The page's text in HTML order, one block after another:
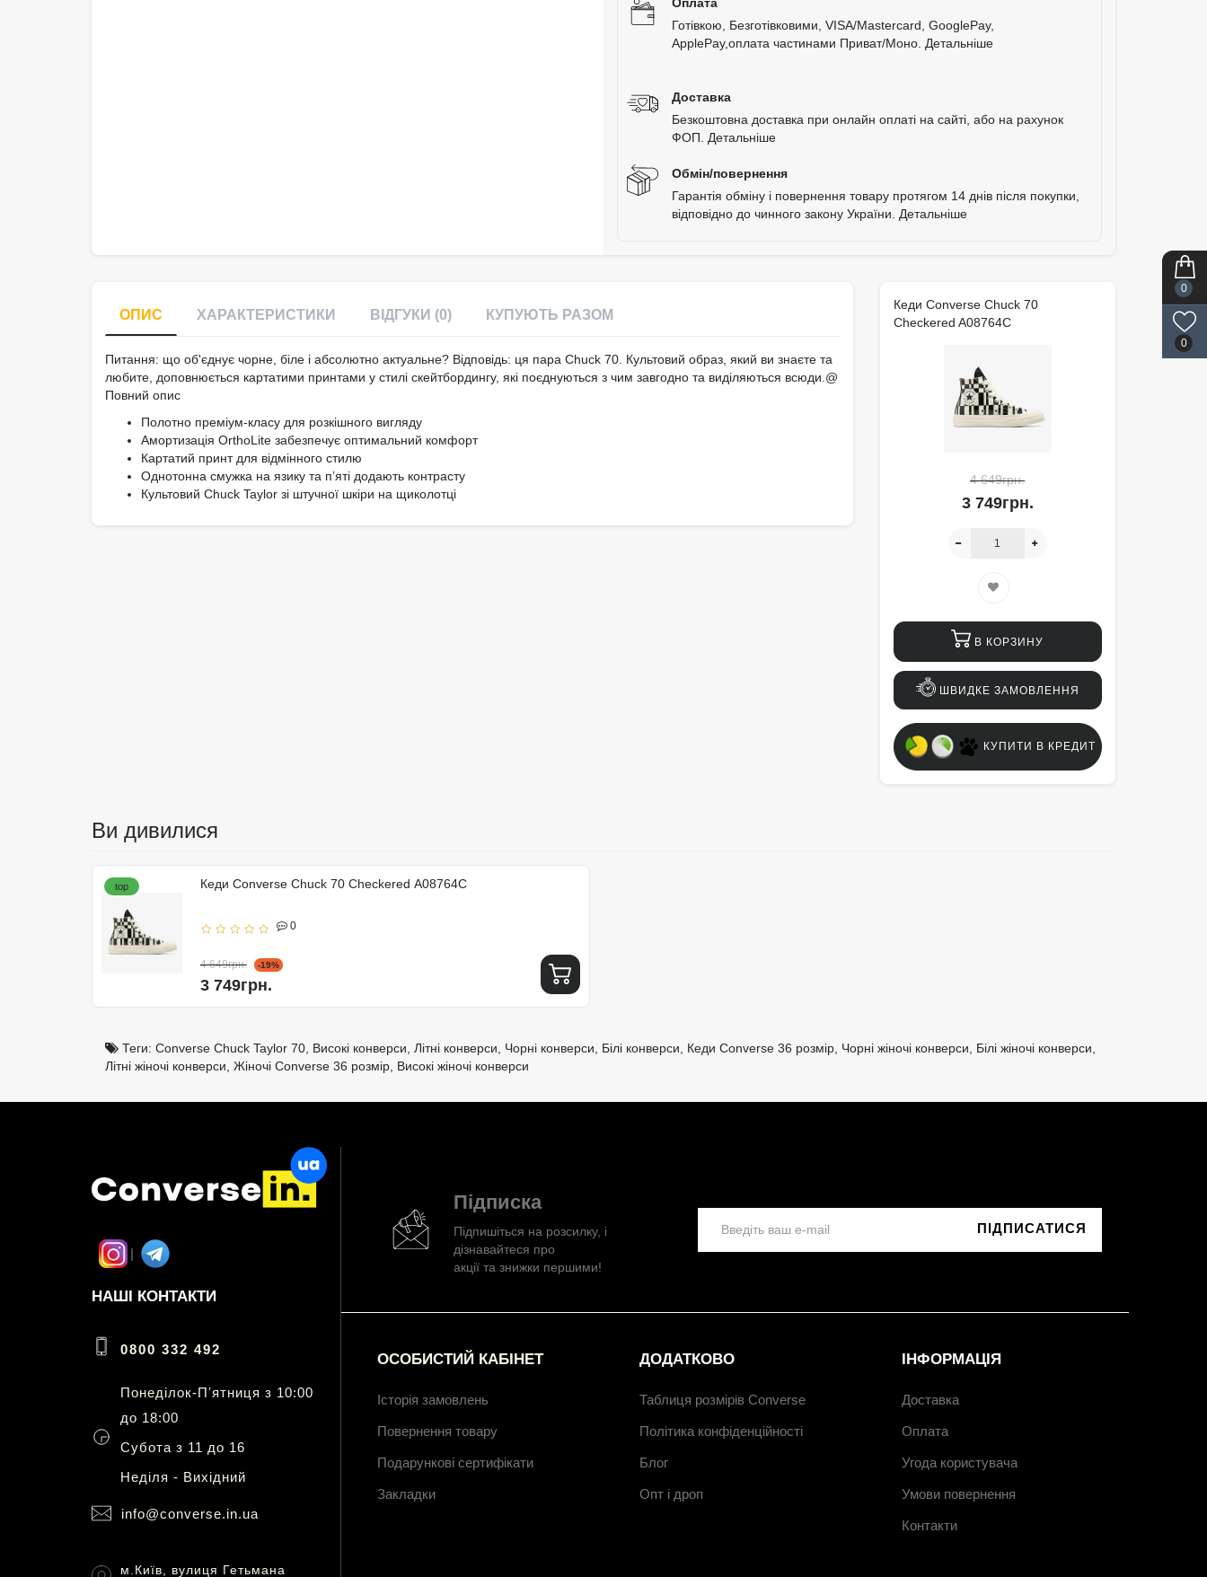
0
0
Готівкою, Безготівковими, VISA/Mastercard, GooglePay,
ApplePay,оплата частинами Приват/Моно. Детальніше
Доставка
Безкоштовна доставка при онлайн оплаті на сайті, або на рахунок
ФОП. Детальніше
Обмін/повернення
Гарантія обміну і повернення товару протягом 14 днів після покупки,
відповідно до чинного закону України. Детальніше
ОПИС ХАРАКТЕРИСТИКИ ВІДГУКИ (0) КУПУЮТЬ РАЗОМ
Питання: що об'єднує чорне, біле і абсолютно актуальне? Відповідь: ця пара Chuck 70. Культовий образ, який ви знаєте та
любите, доповнюється картатими принтами у стилі скейтбордингу, які поєднуються з чим завгодно та виділяються всюди.@
Повний опис
Полотно преміум-класу для розкішного вигляду
Амортизація OrthoLite забезпечує оптимальний комфорт
Картатий принт для відмінного стилю
Однотонна смужка на язику та п’яті додають контрасту
Культовий Chuck Taylor зі штучної шкіри на щиколотці
Кеди Converse Chuck 70
Checkered A08764C
4 649грн.
3 749грн.
В КОРЗИНУ
ШВИДКЕ ЗАМОВЛЕННЯ
КУПИТИ В КРЕДИТ
Ви дивилися
top Кеди Converse Chuck 70 Checkered A08764C
0
4 649грн. -19%
3 749грн.
Теги: Converse Chuck Taylor 70 Високі конверси Літні конверси Чорні конверси Білі конверси Кеди Converse 36 розмір Чорні жіночі конверси Білі жіночі конверси
Літні жіночі конверси Жіночі Converse 36 розмір Високі жіночі конверси
НАШІ КОНТАКТИ
0800 332 492
Понеділок-Пʼятниця з 10:00
до 18:00
Субота з 11 до 16
Неділя - Вихідний
info@converse.in.ua
м.Київ, вулиця Гетьмана
Підписка
Підпишіться на розсилку, і
дізнавайтеся про
акції та знижки першими!
ПІДПИСАТИСЯ
ОСОБИСТИЙ КАБІНЕТ
Історія замовлень
Повернення товару
Подарункові сертифікати
Закладки
ДОДАТКОВО
Таблиця розмірів Converse
Політика конфіденційності
Блог
Опт і дроп
ІНФОРМАЦІЯ
Доставка
Оплата
Угода користувача
Умови повернення
Контакти